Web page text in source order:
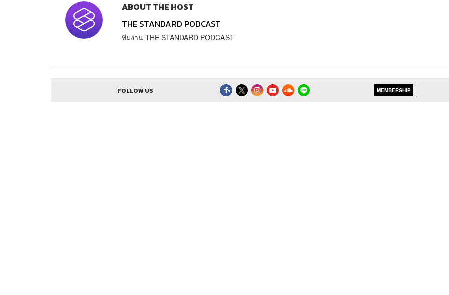
ABOUT THE HOST
THE STANDARD PODCAST
ทีมงาน THE STANDARD PODCAST
FOLLOW US MEMBERSHIP